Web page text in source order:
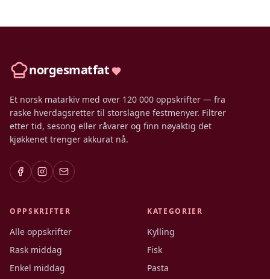
norgesmatfat
Et norsk matarkiv med over 120 000 oppskrifter — fra
raske hverdagsretter til storslagne festmenyer. Filtrer
etter tid, sesong eller råvarer og finn nøyaktig det
kjøkkenet trenger akkurat nå.
OPPSKRIFTER
Alle oppskrifter
Rask middag
Enkel middag
KATEGORIER
Kylling
Fisk
Pasta